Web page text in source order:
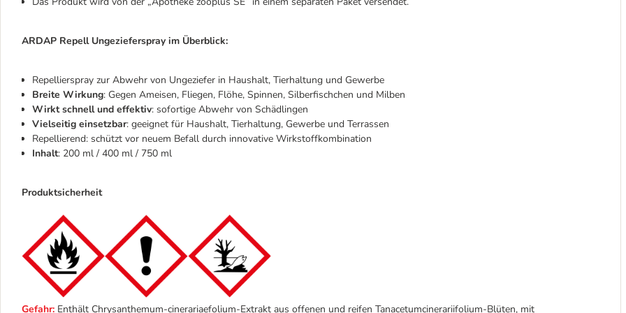
ARDAP Repell Ungezieferspray im Überblick:
Repellierspray zur Abwehr von Ungeziefer in Haushalt, Tierhaltung und Gewerbe
Breite Wirkung: Gegen Ameisen, Fliegen, Flöhe, Spinnen, Silberfischchen und Milben
Wirkt schnell und effektiv: sofortige Abwehr von Schädlingen
Vielseitig einsetzbar: geeignet für Haushalt, Tierhaltung, Gewerbe und Terrassen
Repellierend: schützt vor neuem Befall durch innovative Wirkstoffkombination
Inhalt: 200 ml / 400 ml / 750 ml
Produktsicherheit
Gefahr: Enthält Chrysanthemum-cinerariaefolium-Extrakt aus offenen und reifen Tanacetumcinerariifolium-Blüten, mit